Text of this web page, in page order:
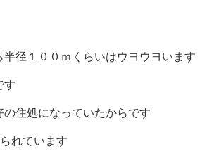
半径１００ｍくらいはウヨウヨいます
す
住処になっていたからです
れています